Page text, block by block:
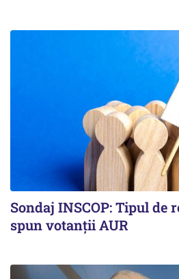
Sondaj INSCOP: Tipul de
spun votanții AUR